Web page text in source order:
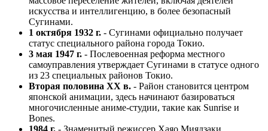
искусства и интеллигенцию, в более безопасный
Сугинами.
1 октября 1932 г. - Сугинами официально получает
статус специального района города Токио.
3 мая 1947 г. - Послевоенная реформа местного
самоуправления утверждает Сугинами в статусе одного
из 23 специальных районов Токио.
Вторая половина XX в. - Район становится центром
японской анимации, здесь начинают базироваться
многочисленные аниме-студии, такие как Sunrise и
Bones.
1984 г. - Знаменитый режиссер Хаяо Миядзаки